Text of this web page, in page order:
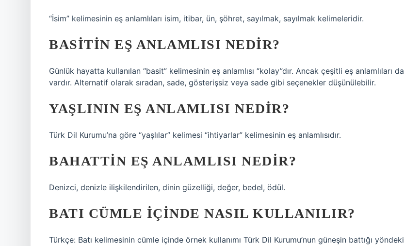
“İsim” kelimesinin eş anlamlıları isim, itibar, ün, şöhret, sayılmak, sayılmak kelimeleridir.
BASITIN EŞ ANLAMLISI NEDIR?
Günlük hayatta kullanılan “basit” kelimesinin eş anlamlısı “kolay”dır. Ancak çeşitli eş anlamlıları da
vardır. Alternatif olarak sıradan, sade, gösterişsiz veya sade gibi seçenekler düşünülebilir.
YAŞLININ EŞ ANLAMLISI NEDIR?
Türk Dil Kurumu’na göre “yaşlılar” kelimesi “ihtiyarlar” kelimesinin eş anlamlısıdır.
BAHATTIN EŞ ANLAMLISI NEDIR?
Denizci, denizle ilişkilendirilen, dinin güzelliği, değer, bedel, ödül.
BATI CÜMLE IÇINDE NASIL KULLANILIR?
Türkçe: Batı kelimesinin cümle içinde örnek kullanımı Türk Dil Kurumu’nun güneşin battığı yöndeki